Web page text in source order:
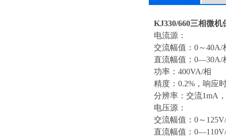
KJ330/660三相微机
电流源：
交流幅值：0～40A/
直流幅值：0—30A/
功率：400VA/相
精度：0.2%，响应
分辨率：交流1mA
电压源：
交流幅值：0～
直流幅值：